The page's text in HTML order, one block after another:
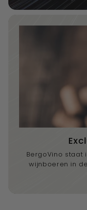
BergoVino
wijnboeren in